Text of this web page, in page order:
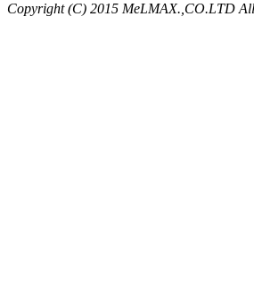
Copyright (C) 2015 MeLMAX.,CO.LTD